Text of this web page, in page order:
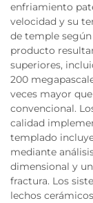
enfriamiento
velocidad y su
de temple
producto
superiores,
200
veces mayor
convencional.
calidad
templado
mediante
dimensional y
fractura. Los
lechos